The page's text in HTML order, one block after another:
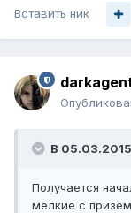
Вставить ник
В
Получается
мелкие с